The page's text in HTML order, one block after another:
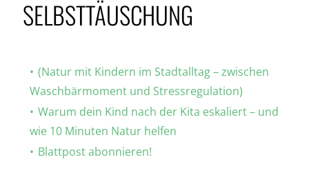
SELBSTTÄUSCHUNG
(Natur mit Kindern im Stadtalltag – zwischen
Waschbärmoment und Stressregulation)
Warum dein Kind nach der Kita eskaliert – und
wie 10 Minuten Natur helfen
Blattpost abonnieren!